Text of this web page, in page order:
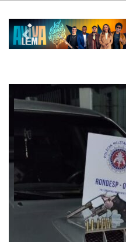
Previous